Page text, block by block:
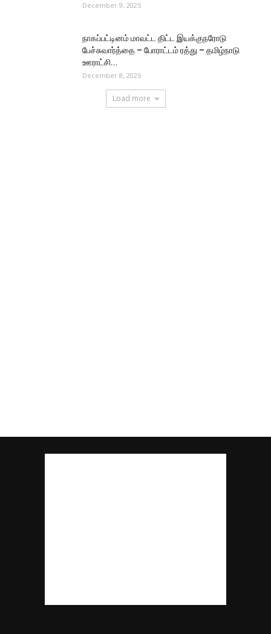
December 9, 2025
நாகப்பட்டினம் மாவட்ட திட்ட இயக்குநரோடு
பேச்சுவார்த்தை – போராட்டம் ரத்து – தமிழ்நாடு
ஊராட்சி...
December 8, 2025
Load more